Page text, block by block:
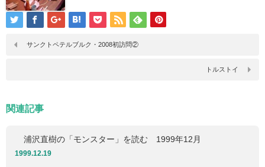
サンクトペテルブルク・2008初訪問②
トルストイ
関連記事
浦沢直樹の「モンスター」を読む 1999年12月
1999.12.19